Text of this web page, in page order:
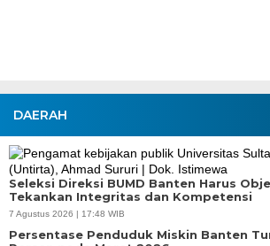
DAERAH
Seleksi Direksi BUMD Banten Harus
Tekankan Integritas dan Kompetensi
7 Agustus 2026 | 17:48 WIB
Persentase Penduduk Miskin Banten